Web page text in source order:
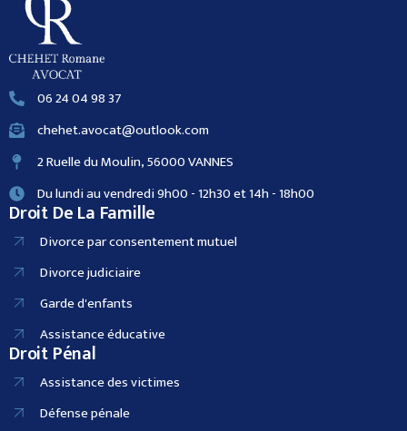
06 24 04 98 37
chehet.avocat@outlook.com
2 Ruelle du Moulin, 56000 VANNES
Du lundi au vendredi 9h00 - 12h30 et 14h - 18h00
Droit De La Famille
Divorce par consentement mutuel
Divorce judiciaire
Garde d'enfants
Assistance éducative
Droit Pénal
Assistance des victimes
Défense pénale